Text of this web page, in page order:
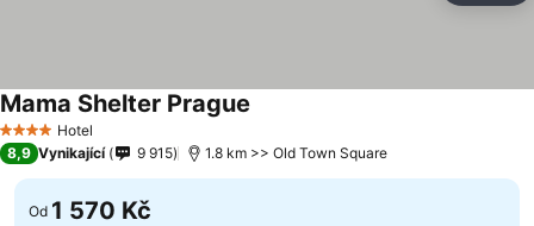
4 Počet hvězdiček
Hotel
Mama Shelter Prague
8,9 Vynikající 9 915 1.8 km >> Old Town Square
Od 1 570 Kč